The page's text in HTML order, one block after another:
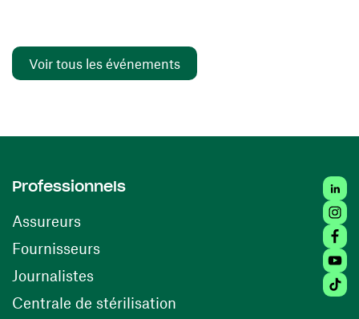
Voir tous les événements
Professionnels
Assureurs
Fournisseurs(ouvre une nouvelle fenêtre)
Journalistes
Centrale de stérilisation (ouvre une nouvelle